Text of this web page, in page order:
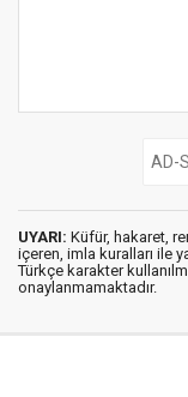
UYARI: Küfür, hakaret,
içeren, imla kuralları ile
Türkçe karakter
onaylanmamaktadır.